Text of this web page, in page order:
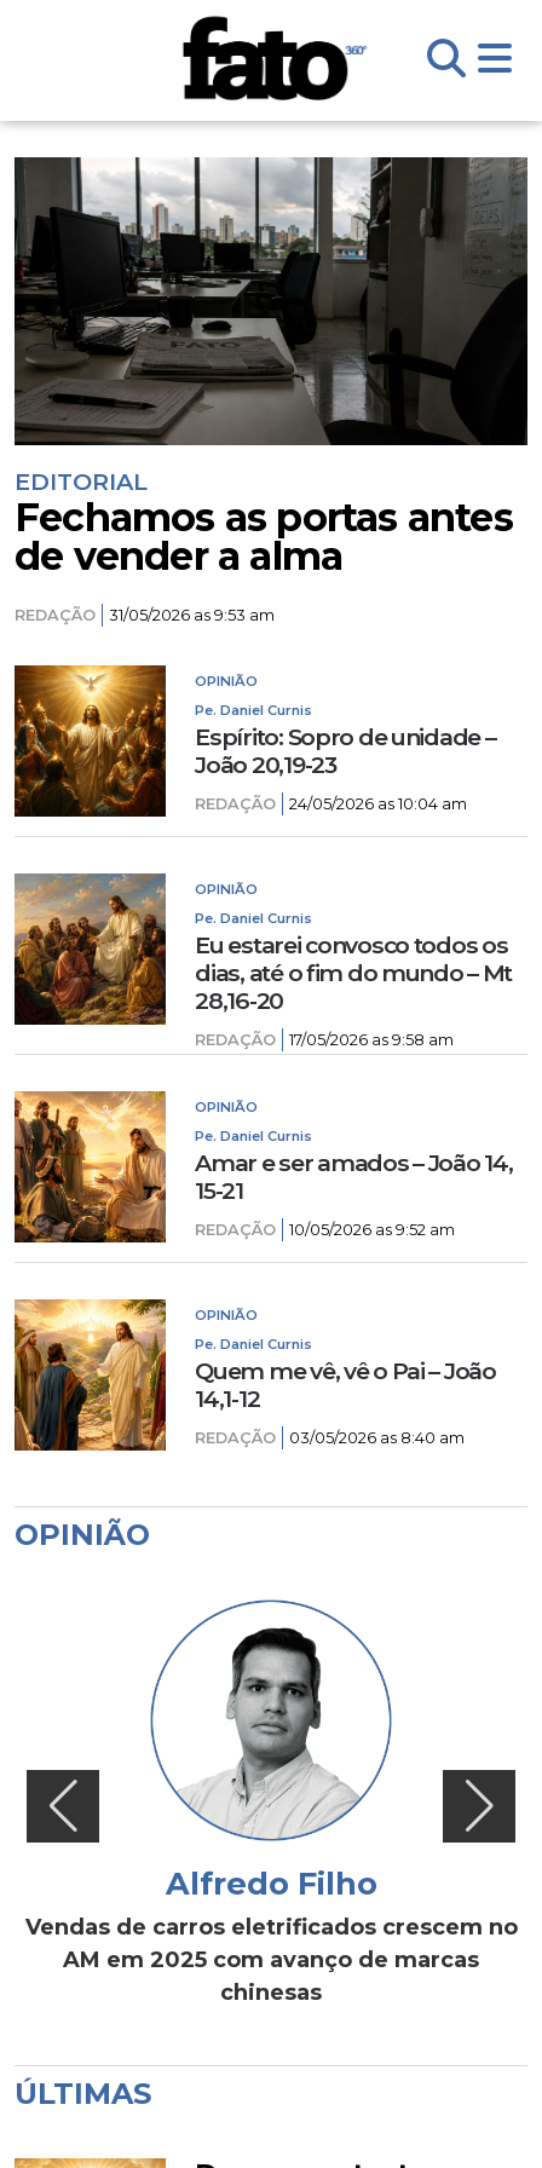
EDITORIAL
Fechamos as portas antes
de vender a alma
REDAÇÃO 31/05/2026 as 9:53 am
OPINIÃO
Pe. Daniel Curnis
Espírito: Sopro de unidade –
João 20,19-23
REDAÇÃO 24/05/2026 as 10:04 am
OPINIÃO
Pe. Daniel Curnis
Eu estarei convosco todos os
dias, até o fim do mundo – Mt
28,16-20
REDAÇÃO 17/05/2026 as 9:58 am
OPINIÃO
Pe. Daniel Curnis
Amar e ser amados – João 14,
15-21
REDAÇÃO 10/05/2026 as 9:52 am
OPINIÃO
Pe. Daniel Curnis
Quem me vê, vê o Pai – João
14,1-12
REDAÇÃO 03/05/2026 as 8:40 am
OPINIÃO
Alfredo Filho
Vendas de carros eletrificados crescem no
AM em 2025 com avanço de marcas
chinesas
ÚLTIMAS